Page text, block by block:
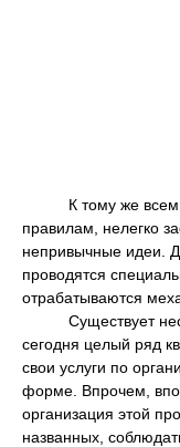
К тому же всем
правилам, нелегко
непривычные идеи.
проводятся
отрабатываются
Существует
сегодня целый ряд
свои услуги по
форме. Впрочем,
организация этой
названных,